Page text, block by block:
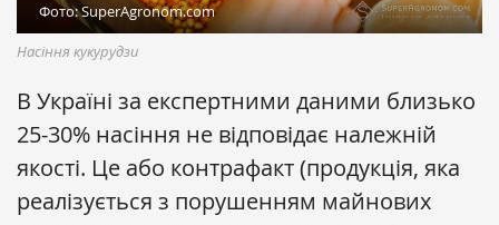
Фото: SuperAgronom.com
Насіння кукурудзи
В Україні за експертними даними близько
25-30% насіння не відповідає належній
якості. Це або контрафакт (продукція, яка
реалізується з порушенням майнових